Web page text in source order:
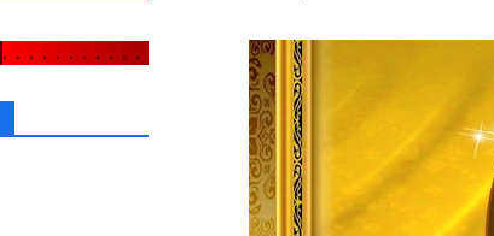
. . . . . . . . . . .